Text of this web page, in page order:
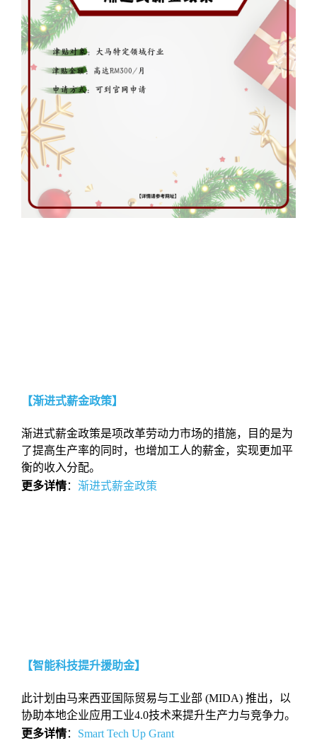
【渐进式薪金政策】
渐进式薪金政策是项改革劳动力市场的措施，目的是为
了提高生产率的同时，也增加工人的薪金，实现更加平
衡的收入分配。
更多详情： 渐进式薪金政策
【智能科技提升援助金】
此计划由马来西亚国际贸易与工业部 (MIDA) 推出，以
协助本地企业应用工业4.0技术来提升生产力与竞争力。
更多详情： Smart Tech Up Grant